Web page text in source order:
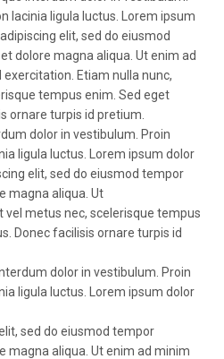
lacinia ligula luctus. Lorem ipsum
elit, sed do eiusmod
dolore magna aliqua. Ut enim ad
Etiam nulla nunc,
tempus enim. Sed eget
ornare turpis id pretium.
dolor in vestibulum. Proin
ligula luctus. Lorem ipsum dolor
elit, sed do eiusmod tempor
magna aliqua. Ut
metus nec, scelerisque tempus
Donec facilisis ornare turpis id
dolor in vestibulum. Proin
ligula luctus. Lorem ipsum dolor
sed do eiusmod tempor
magna aliqua. Ut enim ad minim